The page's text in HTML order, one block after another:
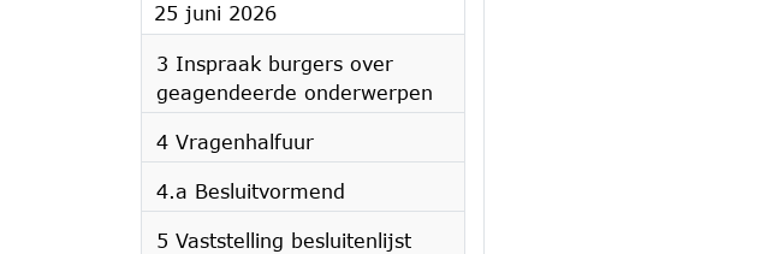
25 juni 2026
3 Inspraak burgers over
geagendeerde onderwerpen
4 Vragenhalfuur
4.a Besluitvormend
5 Vaststelling besluitenlijst